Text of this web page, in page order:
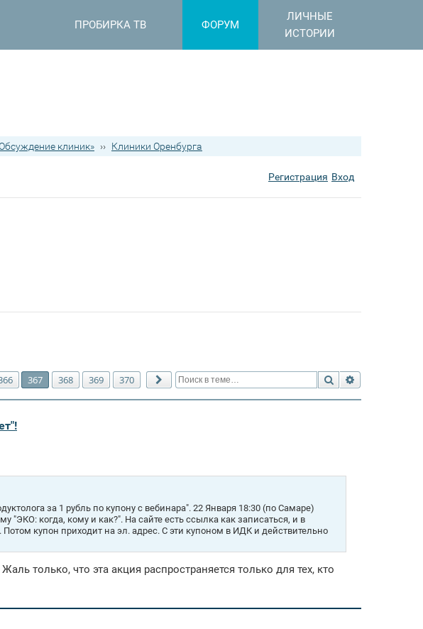
ПРОБИРКА ТВ ФОРУМ
ЛИЧНЫЕ
ИСТОРИИ
клиник» ›› Клиники Оренбурга
Регистрация Вход
Поиск
367 368 369 370 След.
за 1 рубль по купону с вебинара". 22 Января 18:30 (по Самаре)
"ЭКО: когда, кому и как?". На сайте есть ссылка как записаться, и в
купон приходит на эл. адрес. С эти купоном в ИДК и действительно
только, что эта акция распространяется только для тех, кто